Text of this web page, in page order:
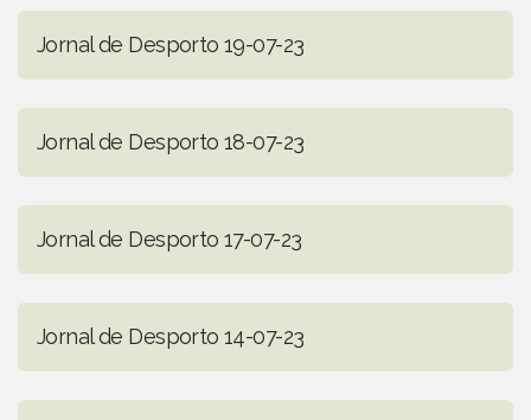
Jornal de Desporto 19-07-23
Jornal de Desporto 18-07-23
Jornal de Desporto 17-07-23
Jornal de Desporto 14-07-23